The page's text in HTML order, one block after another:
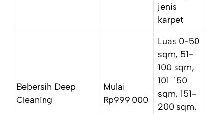
jenis
karpet
Bebersih Deep
Cleaning
Mulai
Rp999.000
Luas 0-50
sqm, 51-
100 sqm,
101-150
sqm, 151-
200 sqm,